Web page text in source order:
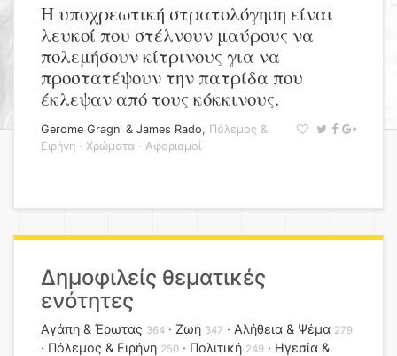
Η υποχρεωτική στρατολόγηση είναι
λευκοί που στέλνουν μαύρους να
πολεμήσουν κίτρινους για να
προστατέψουν την πατρίδα που
έκλεψαν από τους κόκκινους.
Gerome Gragni & James Rado, Πόλεμος &
Ειρήνη · Χρώματα · Αφορισμοί
Δημοφιλείς θεματικές
ενότητες
Αγάπη & Έρωτας 364 Ζωή 347 Αλήθεια & Ψέμα 279
Πόλεμος & Ειρήνη 250 Πολιτική 249
Ηγεσία &